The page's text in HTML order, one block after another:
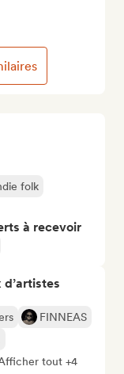
folk
à recevoir
FINNEAS
tout +4